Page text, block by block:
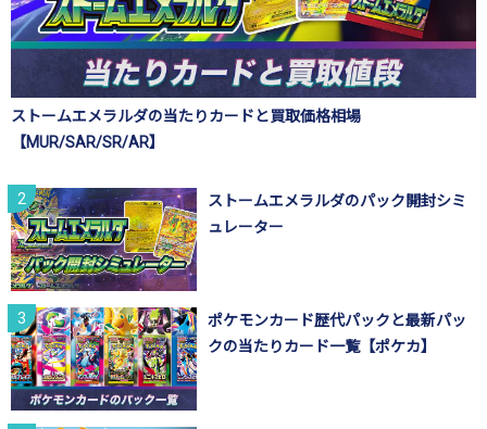
ストームエメラルダの当たりカードと買取価格相場
【MUR/SAR/SR/AR】
ストームエメラルダのパック開封シミ
ュレーター
ポケモンカード歴代パックと最新パッ
クの当たりカード一覧【ポケカ】